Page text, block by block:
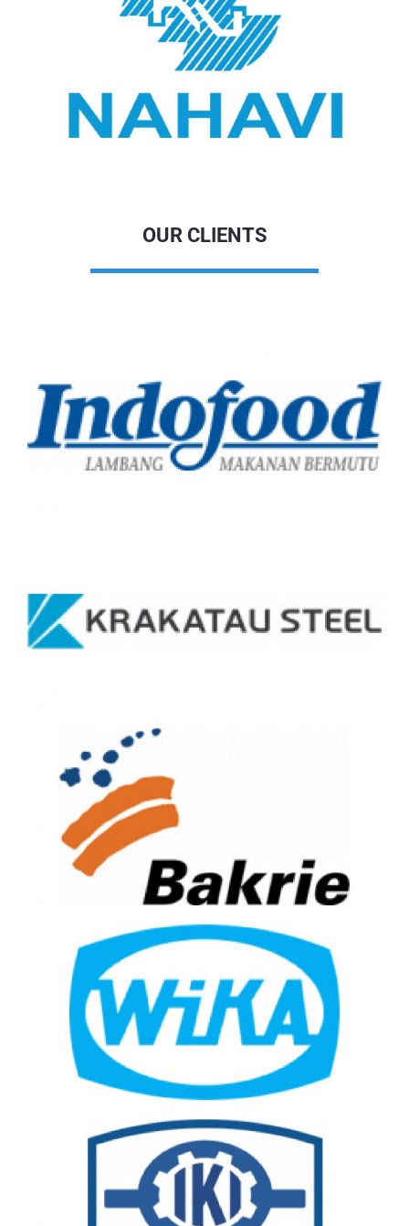
OUR CLIENTS